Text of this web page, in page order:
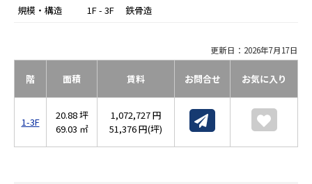
規模・構造 1F - 3F 鉄骨造
更新日：2026年7月17日
階 面積 賃料 お問合せ お気に入り
1-3F
20.88 坪
69.03 ㎡
1,072,727 円
51,376 円(坪)